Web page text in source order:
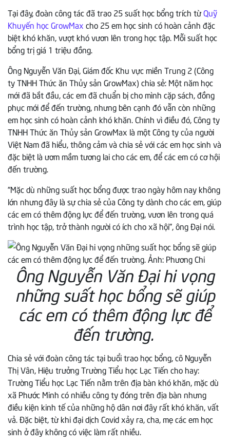
Tại đây, đoàn công tác đã trao 25 suất học bổng trích từQuỹ
Khuyến học GrowMax cho 25 em học sinh có hoàn cảnh đặc
biệt khó khăn, vượt khó vươn lên trong học tập. Mỗi suất học
bổng trị giá 1 triệu đồng.
Ông Nguyễn Văn Đại, Giám đốc Khu vực miền Trung 2 (Công
ty TNHH Thức ăn Thủy sản GrowMax) chia sẻ: Một năm học
mới đã bắt đầu, các em đã chuẩn bị cho mình cặp sách, đồng
phục mới để đến trường, nhưng bên cạnh đó vẫn còn những
em học sinh có hoàn cảnh khó khăn. Chính vì điều đó, Công ty
TNHH Thức ăn Thủy sản GrowMax là một Công ty của người
Việt Nam đã hiểu, thông cảm và chia sẻ với các em học sinh và
đặc biệt là ươm mầm tương lai cho các em, để các em có cơ hội
đến trường.
“Mặc dù những suất học bổng được trao ngày hôm nay không
lớn nhưng đây là sự chia sẻ của Công ty dành cho các em, giúp
các em có thêm động lực để đến trường, vươn lên trong quá
trình học tập, trở thành người có ích cho xã hội”, ông Đại nói.
Ông Nguyễn Văn Đại hi vọng
những suất học bổng sẽ giúp
các em có thêm động lực để
đến trường.
Chia sẻ với đoàn công tác tại buổi trao học bổng, cô Nguyễn
Thị Vân, Hiệu trưởng Trường Tiểu học Lạc Tiến cho hay:
Trường Tiểu học Lạc Tiến nằm trên địa bàn khó khăn, mặc dù
xã Phước Minh có nhiều công ty đóng trên địa bàn nhưng
điều kiện kinh tế của những hộ dân nơi đây rất khó khăn, vất
vả. Đặc biệt, từ khi đại dịch Covid xảy ra, cha, mẹ các em học
sinh ở đây không có việc làm rất nhiều.